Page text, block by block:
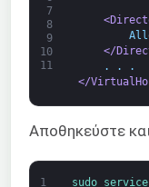
7
8
9
10
11
</
. . .
</
Αποθηκεύστε
1 sudo service